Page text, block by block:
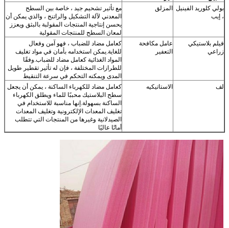
بولي كلوريد الفينيل
، إيب
المزلق
مع تأثير تشحيم جيد ، خاصة بين السطح
المعدني لآلة التشكيل والراتنج ، والذي يمكن أن
يحسن إنتاجية المنتجات المقولبة بالبثق ويعزز
لمعان السطح للمنتجات المقولبة
فيلم بلاستيكي
زراعي
عامل مكافحة
التعفير
كعامل مضاد للضباب ، فهو آمن وفعال
للغاية.يمكن استخدامه بأمان في مواد تغليف
المواد الغذائية كعامل مضاد للضباب.وفقًا
للطرازات المختلفة ، فإن له تأثير تقطير طويل
المدى ويمكنه التحكم في سرعة التنقيط
لف
الاستاتيكيه
كعامل مضاد للكهرباء الساكنة ، يمكن أن يجعل
سطح البلاستيك محببًا للماء ويطلق الكهرباء
الساكنة بسهولة.إنها مناسبة للاستخدام في
تغليف المعدات الإلكترونية وتغليف المعدات
الصيدلانية وغيرها من المنتجات التي تتطلب
أمانًا عاليًا